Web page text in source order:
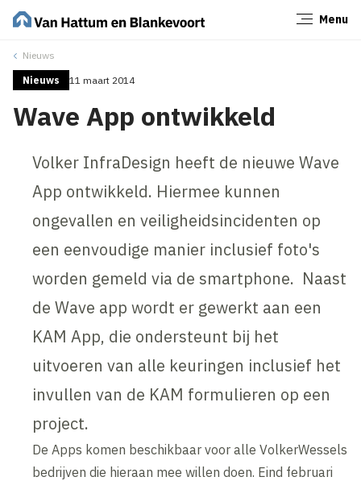
Menu
Nieuws
Nieuws 11 maart 2014
Wave App ontwikkeld
Volker InfraDesign heeft de nieuwe Wave
App ontwikkeld. Hiermee kunnen
ongevallen en veiligheidsincidenten op
een eenvoudige manier inclusief foto's
worden gemeld via de smartphone. Naast
de Wave app wordt er gewerkt aan een
KAM App, die ondersteunt bij het
uitvoeren van alle keuringen inclusief het
invullen van de KAM formulieren op een
project.
De Apps komen beschikbaar voor alle VolkerWessels
bedrijven die hieraan mee willen doen. Eind februari
Sluiten